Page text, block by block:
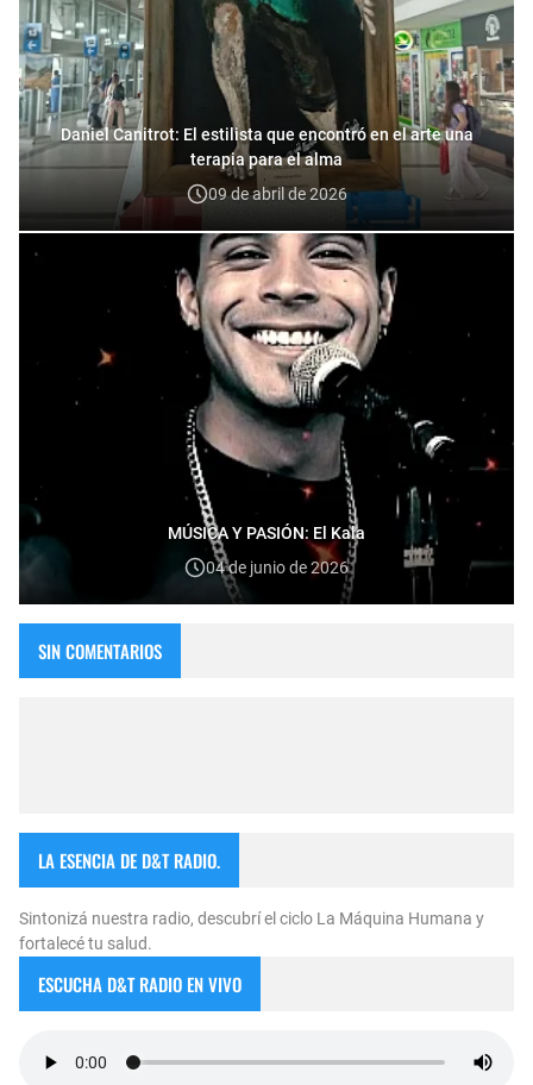
Daniel Canitrot: El estilista que encontró en el arte una
terapia para el alma
09 de abril de 2026
MÚSICA Y PASIÓN: El Kala
04 de junio de 2026
SIN COMENTARIOS
LA ESENCIA DE D&T RADIO.
Sintonizá nuestra radio, descubrí el ciclo La Máquina Humana y
fortalecé tu salud.
ESCUCHA D&T RADIO EN VIVO